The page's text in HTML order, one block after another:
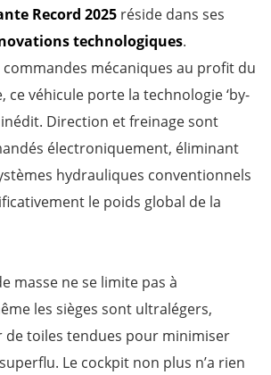
Record 2025 réside dans ses
technologiques.
mécaniques au profit du
véhicule porte la technologie ‘by-
inédit. Direction et freinage sont
électroniquement, éliminant
hydrauliques conventionnels
le poids global de la
masse ne se limite pas à
les sièges sont ultralégers,
toiles tendues pour minimiser
Le cockpit non plus n’a rien